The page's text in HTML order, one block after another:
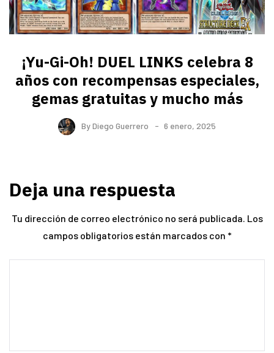
¡Yu-Gi-Oh! DUEL LINKS celebra 8
años con recompensas especiales,
gemas gratuitas y mucho más
ByDiego Guerrero 6 enero, 2025
Deja una respuesta
Tu dirección de correo electrónico no será publicada. Los
campos obligatorios están marcados con *